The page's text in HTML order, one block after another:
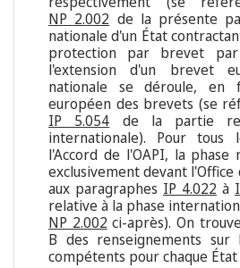
NP 2.002 de la présente
nationale d'un État
protection par brevet
l'extension d'un brevet
nationale se déroule, en
européen des brevets (se
IP 5.054 de la partie
internationale). Pour
l'Accord de l'OAPI, la phase
exclusivement devant
aux paragraphes IP 4.022 à
relative à la phase
NP 2.002ci-après). On
B des renseignements sur
compétents pour chaque